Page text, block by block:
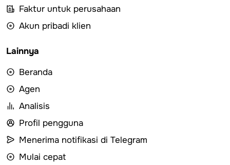
Faktur untuk perusahaan
Akun pribadi klien
Lainnya
Beranda
Agen
Analisis
Profil pengguna
Menerima notifikasi di Telegram
Mulai cepat